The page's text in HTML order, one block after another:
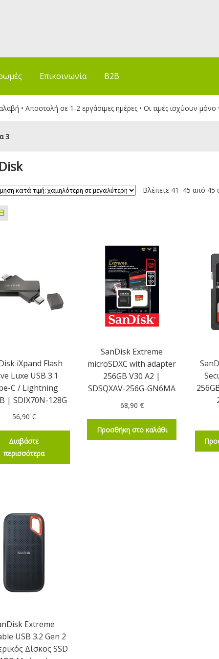
Επικοινωνία B2B
• Αποστολή σε 1-2 εργάσιμες ημέρες • Οι τιμές ισχύουν μόνο
3
Βλέπετε 41–45 από 45
iXpand Flash
Luxe USB 3.1
C / Lightning
| SDIX70N-128G
56,90 €
Διαβάστε
περισσότερα
SanDisk Extreme
microSDXC with adapter
256GB V30 A2 |
SDSQXAV-256G-GN6MA
68,90 €
Προσθήκη στο καλάθι
Extreme
USB 3.2 Gen 2
Δίσκος SSD